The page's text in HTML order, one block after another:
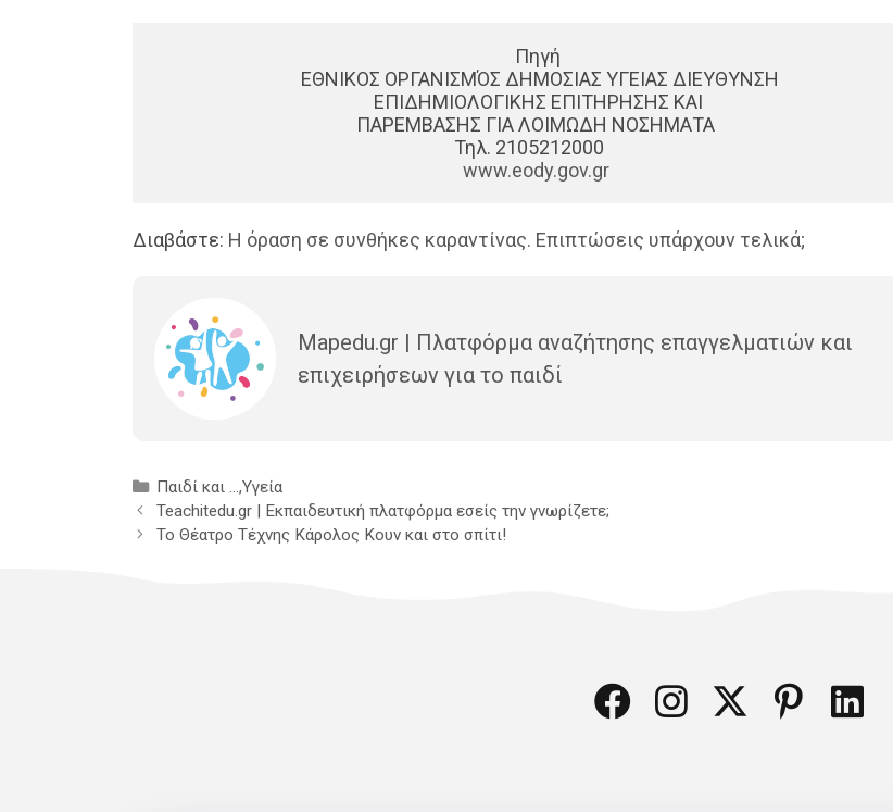
Πηγή
ΕΘΝΙΚΟΣ ΟΡΓΑΝΙΣΜΌΣ ΔΗΜΟΣΙΑΣ ΥΓΕΙΑΣ ΔΙΕΥΘΥΝΣΗ
ΕΠΙΔΗΜΙΟΛΟΓΙΚΗΣ ΕΠΙΤΗΡΗΣΗΣ ΚΑΙ
ΠΑΡΕΜΒΑΣΗΣ ΓΙΑ ΛΟΙΜΩΔΗ ΝΟΣΗΜΑΤΑ
Τηλ. 2105212000
www.eody.gov.gr
Διαβάστε: Η όραση σε συνθήκες καραντίνας. Επιπτώσεις υπάρχουν τελικά;
Mapedu.gr | Πλατφόρμα αναζήτησης επαγγελματιών και
επιχειρήσεων για το παιδί
Κατηγορίες
Παιδί και ...,Υγεία
Teachitedu.gr | Εκπαιδευτική πλατφόρμα εσείς την γνωρίζετε;
Το Θέατρο Τέχνης Κάρολος Κουν και στο σπίτι!